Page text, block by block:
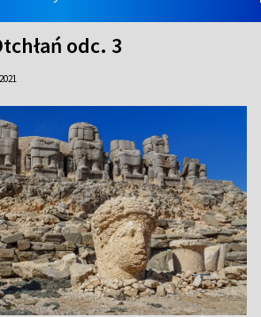
odc. 3
2021